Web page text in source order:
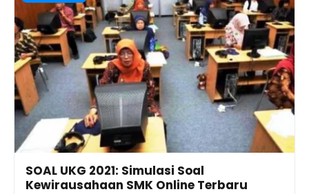
SOAL UKG 2021: Simulasi Soal
Kewirausahaan SMK Online Terbaru